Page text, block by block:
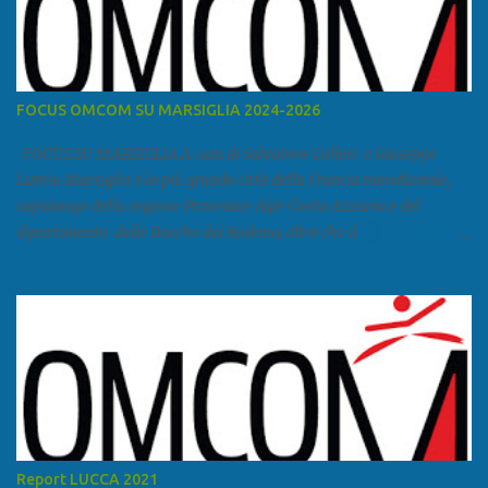
FOCUS OMCOM SU MARSIGLIA 2024-2026
FOCUS SU MARSIGLIA A cura di Salvatore Calleri e Giuseppe
Lumia Marsiglia è la più grande città della Francia meridionale,
capoluogo della regione Provenza-Alpi-Costa Azzurra e del
dipartimento delle Bocche del Rodano, oltre che il
come area metropolitana. Studiare quanto succede a Marsiglia è
molto importante per la geopolitica narcomafiosa perché
Marsiglia ha il porto in asse con la Corsica, Genova, Livorno e
Napoli e le banlieu gemellate con le periferie milanesi. Secondo il
rapporto della DCSA è uno dei principali scali del narcotraffico dal
sudamerica, in particolare Ecuador e Cile. Marsiglia è una città
multietnica, con un 40 per cento di islamici e nonostante questo e
Report LUCCA 2021